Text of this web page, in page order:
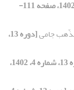
[دوره 13، شماره 4، 1402، صفحه 111-
جامی
[دوره 13،
[دوره 13، شماره 4، 1402،